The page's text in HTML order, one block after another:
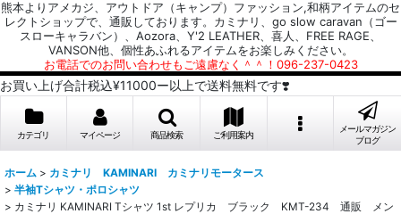
熊本よりアメカジ、アウトドア（キャンプ）ファッション,和柄アイテムのセ
レクトショップで、通販しております。カミナリ、go slow caravan（ゴー
スローキャラバン）、Aozora、Y'2 LEATHER、喜人、FREE RAGE、
VANSON他、個性あふれるアイテムをお楽しみください。
お電話でのお問い合わせもご遠慮なく＾＾！096-237-0423
お買い上げ合計税込¥11000ー以上で送料無料です❣️
カテゴリ マイページ 商品検索 ご利用案内
メールマガジン
ブログ
ホーム > カミナリ KAMINARI カミナリモータース
> 半袖Tシャツ・ポロシャツ
> カミナリ KAMINARI Tシャツ 1st レプリカ ブラック KMT-234 通販 メン